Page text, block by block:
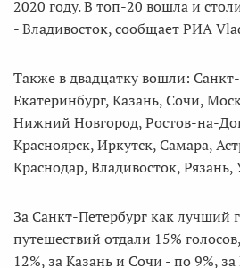
2020 году. В топ-20 вошла и
- Владивосток, сообщает РИА
Также в двадцатку вошли:
Екатеринбург, Казань, Сочи,
Нижний Новгород, Ростов-на-
Красноярск, Иркутск, Самара,
Краснодар, Владивосток, Рязань,
За Санкт-Петербург как лучший
путешествий отдали 15%
12%, за Казань и Сочи - по 9%,